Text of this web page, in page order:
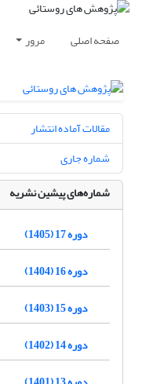
صفحه اصلی مرور
مقالات آماده انتشار
شماره جاری
شماره‌های پیشین نشریه
دوره 17 (1405)
دوره 16 (1404)
دوره 15 (1403)
دوره 14 (1402)